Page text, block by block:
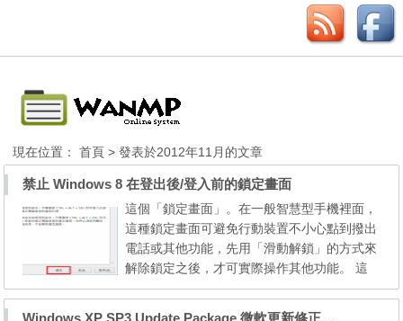
現在位置：首頁 > 發表於2012年11月的文章
禁止 Windows 8 在登出後/登入前的鎖定畫面
這個「鎖定畫面」。在一般智慧型手機裡面，
這種鎖定畫面可避免行動裝置不小心點到撥出
電話或其他功能，先用「滑動解鎖」的方式來
解除鎖定之後，才可實際操作其他功能。 這
樣的設計在手機或平板電腦裡面很合理，不過
在一般桌上型電腦或筆記型電腦裡面就顯得多
Windows XP SP3 Update Package 微軟更新修正包 (2012.11月份)